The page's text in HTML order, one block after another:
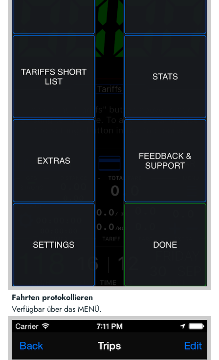
Fahrten protokollieren
Verfügbar über das MENÜ.